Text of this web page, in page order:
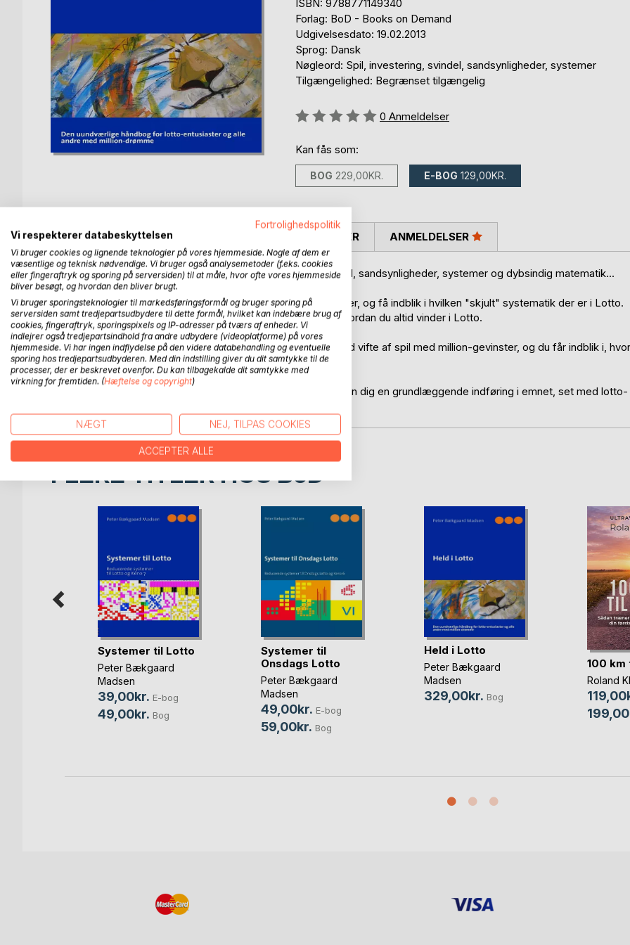
ISBN: 9788771149340
Forlag: BoD - Books on Demand
Udgivelsesdato: 19.02.2013
Sprog: Dansk
Nøgleord: Spil, investering, svindel, sandsynligheder, systemer
Tilgængelighed: Begrænset tilgængelig
Anmeldelse::
0 Anmeldelser
Kan fås som:
BOG 229,00KR. E-BOG 129,00KR.
BESKRIVELSE
Dette er håndbogen om lotto, spil som investering, svindel, sandsynligheder, systemer og dybsindig matematik...
Hvis du allerede spiller lotto, kan du læse om lottosystemer, og få indblik i hvilken "skjult" systematik der er i Lotto.
Du får en opskrift på hvordan du kan træne dit held, og hvordan du altid vinder i Lotto.
Har du aldrig spillet lotto, bliver du præsenteret for en bred vifte af spil med million-gevinster, og du får indblik i, hvor
din chance for at vinde er størst.
Interesserer du dig for sandsynlighedsregning, giver bogen dig en grundlæggende indføring i emnet, set med lotto-
FORFATTER PRESSEN SKRIVER ANMELDELSER
FLERE TITLER HOSBoD
Systemer til Lotto
Peter Bækgaard
Madsen
39,00kr. E-bog
49,00kr. Bog
Systemer til
Onsdags Lotto
Peter Bækgaard
Madsen
49,00kr. E-bog
59,00kr. Bog
Held i Lotto
Peter Bækgaard
Madsen
329,00kr. Bog
100
Roland
Fortrolighedspolitik
Vi respekterer databeskyttelsen
Vi bruger cookies og lignende teknologier på vores hjemmeside. Nogle af dem er
væsentlige og teknisk nødvendige. Vi bruger også analysemetoder (f.eks. cookies
eller fingeraftryk og sporing på serversiden) til at måle, hvor ofte vores hjemmeside
bliver besøgt, og hvordan den bliver brugt.
Vi bruger sporingsteknologier til markedsføringsformål og bruger sporing på
serversiden samt tredjepartsudbydere til dette formål, hvilket kan indebære brug af
cookies, fingeraftryk, sporingspixels og IP-adresser på tværs af enheder. Vi
indlejrer også tredjepartsindhold fra andre udbydere (videoplatforme) på vores
hjemmeside. Vi har ingen indflydelse på den videre databehandling og eventuelle
sporing hos tredjepartsudbyderen. Med din indstilling giver du dit samtykke til de
processer, der er beskrevet ovenfor. Du kan tilbagekalde dit samtykke med
virkning for fremtiden. (Hæftelse og copyright)
NÆGT NEJ, TILPAS COOKIES
ACCEPTER ALLE